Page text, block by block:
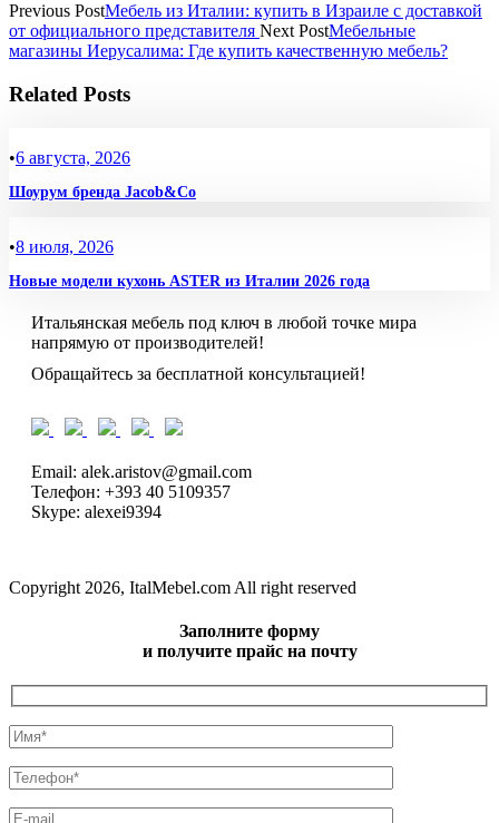
Previous PostМебель из Италии: купить в Израиле с доставкой
от официального представителя Next PostМебельные
магазины Иерусалима: Где купить качественную мебель?
Related Posts
•6 августа, 2026
Шоурум бренда Jacob&Co
•8 июля, 2026
Новые модели кухонь ASTER из Италии 2026 года
Итальянская мебель под ключ в любой точке мира
напрямую от производителей!
Обращайтесь за бесплатной консультацией!
Email: alek.aristov@gmail.com
Телефон: +393 40 5109357
Skype: alexei9394
Copyright 2026, ItalMebel.com All right reserved
Заполните форму
и получите прайс на почту